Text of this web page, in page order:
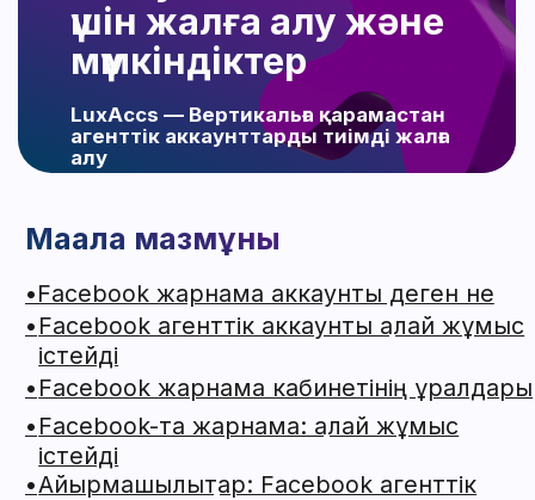
Мақала мазмұны
•
•
Facebook жарнама аккаунты деген не
Facebook агенттік аккаунты қалай жұмыс
істейді
Facebook жарнама кабинетінің құралдары
Айырмашылықтар: Facebook агенттік
аккаунт және кәдімгі аккаунт
анықтайды
Алаң ережелері
Lux Accs-те Facebook жарнама аккаунтын
жалға алу
Facebook жарнама аккаунтын жасау:
қадамдық нұсқаулық
Facebook жарнама аккаунтын жою
•
Facebook жарнама кабинеттерінің түрлері